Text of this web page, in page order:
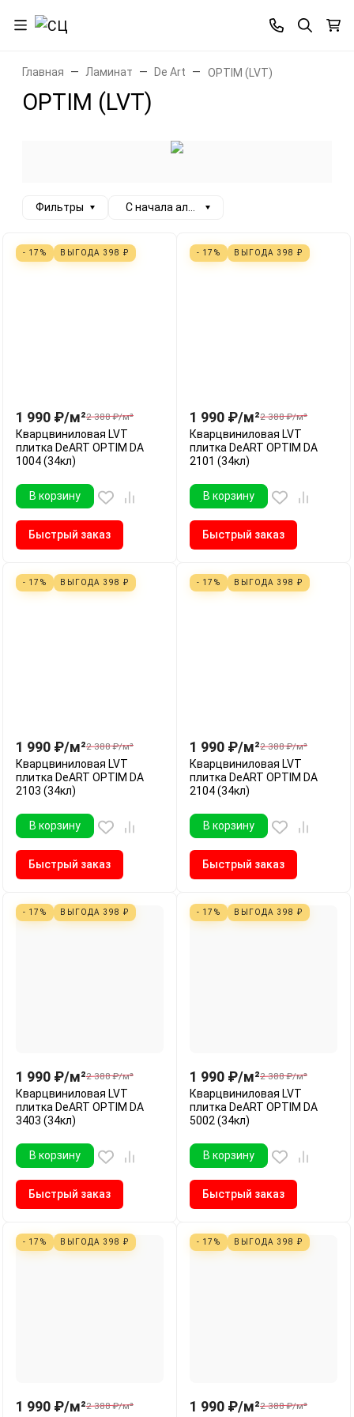
Главная Ламинат De Art OPTIM (LVT)
OPTIM (LVT)
Фильтры С начала алфавита
- 17% ВЫГОДА 398 ₽
1 990 ₽/м²2 388 ₽/м²
Кварцвиниловая LVT
плитка DeART OPTIM DA
1004 (34кл)
В корзину
Быстрый заказ
- 17% ВЫГОДА 398 ₽
1 990 ₽/м²2 388 ₽/м²
Кварцвиниловая LVT
плитка DeART OPTIM DA
2101 (34кл)
В корзину
Быстрый заказ
- 17% ВЫГОДА 398 ₽
1 990 ₽/м²2 388 ₽/м²
Кварцвиниловая LVT
плитка DeART OPTIM DA
2103 (34кл)
В корзину
Быстрый заказ
- 17% ВЫГОДА 398 ₽
1 990 ₽/м²2 388 ₽/м²
Кварцвиниловая LVT
плитка DeART OPTIM DA
2104 (34кл)
В корзину
Быстрый заказ
- 17% ВЫГОДА 398 ₽
1 990 ₽/м²2 388 ₽/м²
Кварцвиниловая LVT
плитка DeART OPTIM DA
3403 (34кл)
В корзину
Быстрый заказ
- 17% ВЫГОДА 398 ₽
1 990 ₽/м²2 388 ₽/м²
Кварцвиниловая LVT
плитка DeART OPTIM DA
5002 (34кл)
В корзину
Быстрый заказ
- 17% ВЫГОДА 398 ₽
1 990 ₽/м²2 388 ₽/м²
- 17% ВЫГОДА 398 ₽
1 990 ₽/м²2 388 ₽/м²